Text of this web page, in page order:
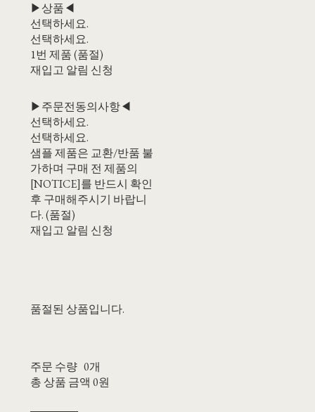
▶상품◀
선택하세요.
선택하세요.
1번 제품 (품절)
재입고 알림 신청
▶주문전동의사항◀
선택하세요.
선택하세요.
샘플 제품은 교환/반품 불
가하며 구매 전 제품의
[NOTICE]를 반드시 확인
후 구매해주시기 바랍니
다. (품절)
재입고 알림 신청
품절된 상품입니다.
주문 수량 0개
총 상품 금액 0원